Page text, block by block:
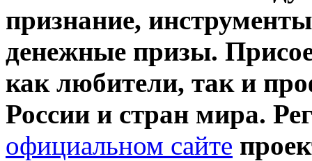
признание,
денежные призы.
как любители, так и
России и стран мира.
официальном сайте